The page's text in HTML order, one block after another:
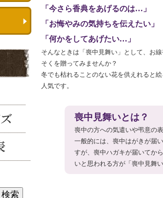
「今さら香典をあげるのは…」
「お悔やみの気持ちを伝えたい」
「何かをしてあげたい…」
そんなときは「喪中見舞い」として、お線
そくを贈ってみませんか？
冬でも枯れることのない花を供えれると
人気です。
喪中見舞いとは？
喪中の方への気遣いや弔意の
一般的には、喪中はがきが届
すが、喪中ハガキが届いてか
いと思われる方が「喪中見舞